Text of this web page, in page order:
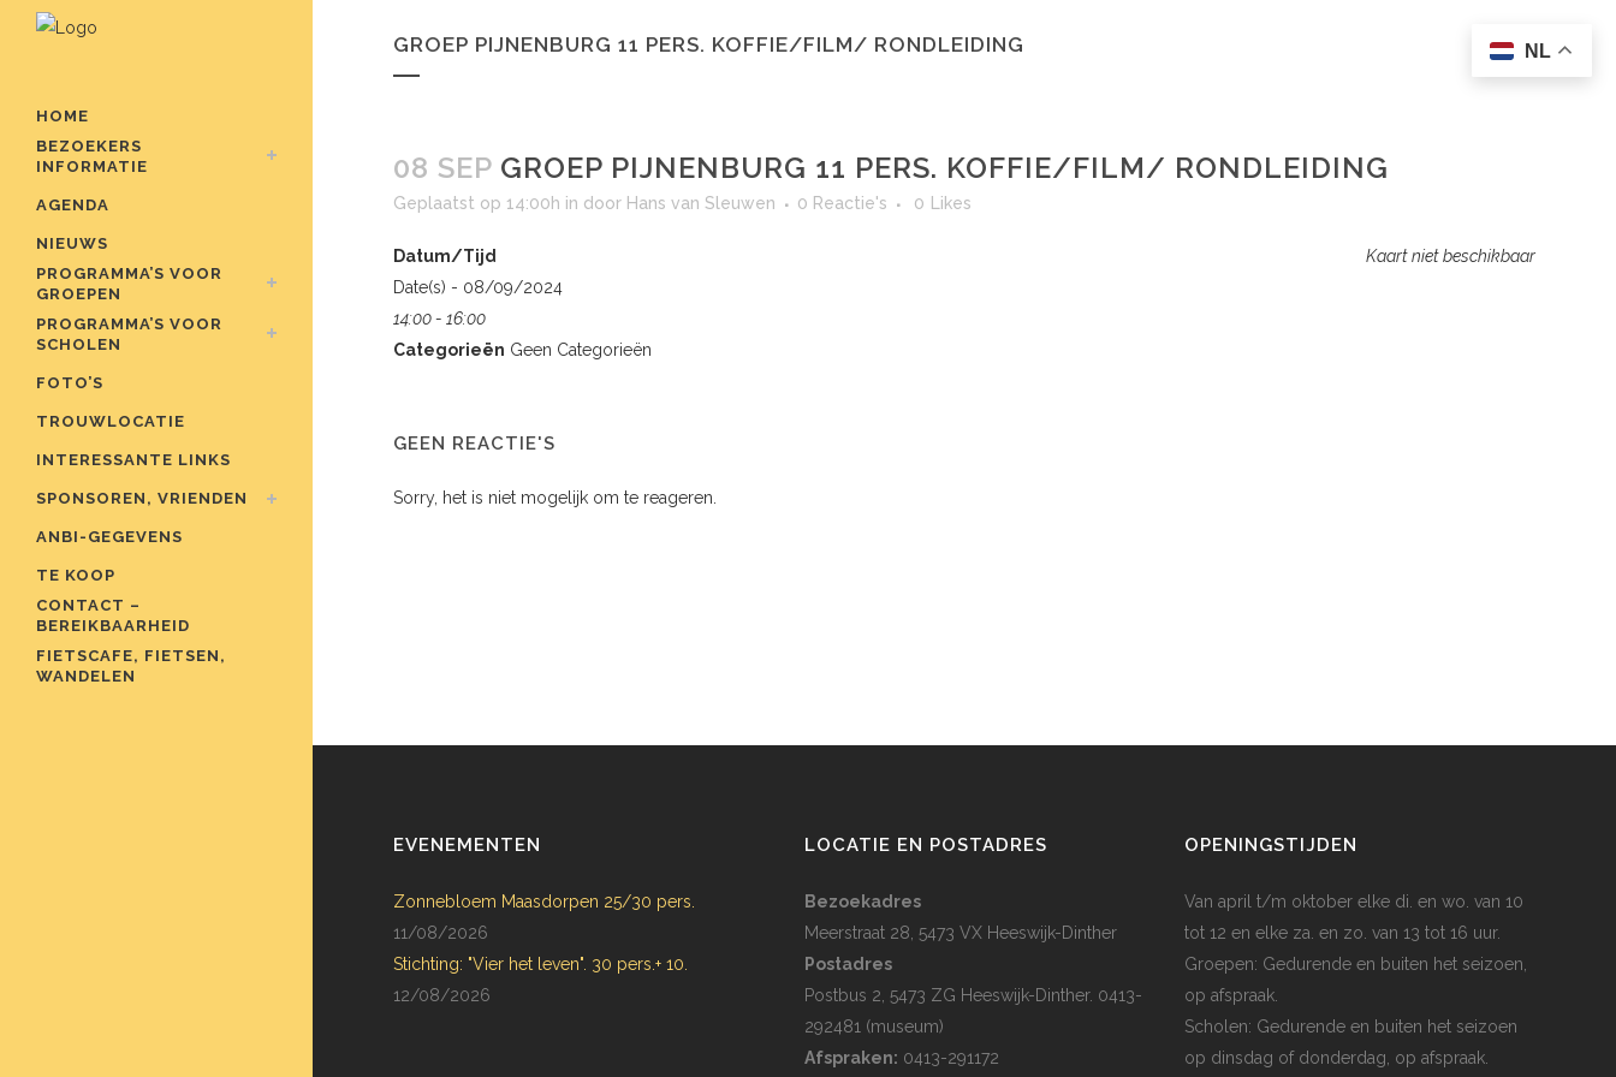
HOME
BEZOEKERS
INFORMATIE
AGENDA
NIEUWS
PROGRAMMA’S VOOR
GROEPEN
PROGRAMMA’S VOOR
SCHOLEN
FOTO’S
TROUWLOCATIE
INTERESSANTE LINKS
SPONSOREN, VRIENDEN
ANBI-GEGEVENS
TE KOOP
CONTACT –
BEREIKBAARHEID
FIETSCAFE, FIETSEN,
WANDELEN
GROEP PIJNENBURG 11 PERS. KOFFIE/FILM/ RONDLEIDING
08 SEP GROEP PIJNENBURG 11 PERS. KOFFIE/FILM/ RONDLEIDING
Geplaatst op 14:00h in door Hans van Sleuwen 0 Reactie's 0 Likes
Kaart niet beschikbaar
Datum/Tijd
Date(s) - 08/09/2024
14:00 - 16:00
Categorieën Geen Categorieën
GEEN REACTIE'S
Sorry, het is niet mogelijk om te reageren.
EVENEMENTEN
Zonnebloem Maasdorpen 25/30 pers.
11/08/2026
Stichting: "Vier het leven". 30 pers.+ 10.
12/08/2026
LOCATIE EN POSTADRES
Bezoekadres
Meerstraat 28, 5473 VX Heeswijk-Dinther
Postadres
Postbus 2, 5473 ZG Heeswijk-Dinther. 0413-
292481 (museum)
Afspraken: 0413-291172
OPENINGSTIJDEN
Van april t/m oktober elke di. en wo. van 10
tot 12 en elke za. en zo. van 13 tot 16 uur.
Groepen: Gedurende en buiten het seizoen,
op afspraak.
Scholen: Gedurende en buiten het seizoen
op dinsdag of donderdag, op afspraak.
NL